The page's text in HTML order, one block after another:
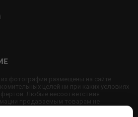
фотографии размещены на сайте
целей ни при каких условиях
Любые несоответствия
продаваемым товарам не
так как внешний вид и